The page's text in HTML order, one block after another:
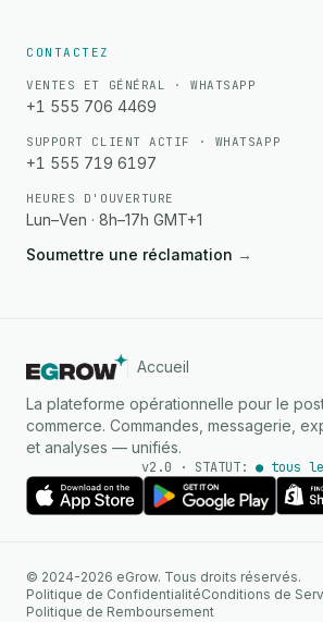
CONTACTEZ
VENTES ET GÉNÉRAL · WHATSAPP
+1 555 706 4469
SUPPORT CLIENT ACTIF · WHATSAPP
+1 555 719 6197
HEURES D'OUVERTURE
Lun–Ven · 8h–17h GMT+1
Soumettre une réclamation →
Accueil
La plateforme opérationnelle pour le
commerce. Commandes, messagerie,
et analyses — unifiés.
v2.0 · STATUT: ● tous
© 2024-2026 eGrow. Tous droits réservés.
Politique de ConfidentialitéConditions de
Politique de Remboursement
Réponses
WhatsApp